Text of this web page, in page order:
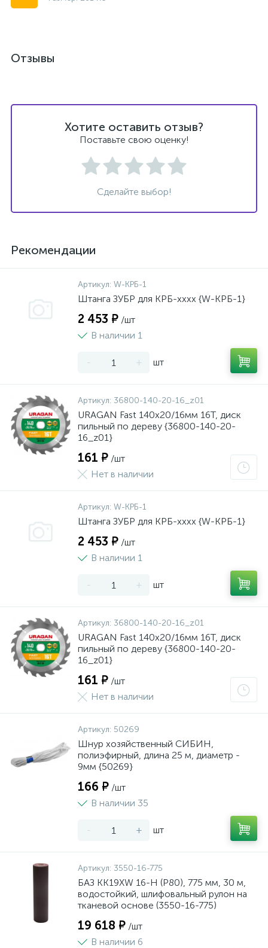
Отзывы
Хотите оставить отзыв?
Поставьте свою оценку!
Сделайте выбор!
Рекомендации
Артикул: W-КРБ-1
Штанга ЗУБР для КРБ-хххх {W-КРБ-1}
2 453 ₽ /шт
В наличии 1
- + шт
Артикул: 36800-140-20-16_z01
URAGAN Fast 140x20/16мм 16Т, диск
пильный по дереву {36800-140-20-
16_z01}
161 ₽ /шт
Нет в наличии
Артикул: W-КРБ-1
Штанга ЗУБР для КРБ-хххх {W-КРБ-1}
2 453 ₽ /шт
В наличии 1
- + шт
Артикул: 36800-140-20-16_z01
URAGAN Fast 140x20/16мм 16Т, диск
пильный по дереву {36800-140-20-
16_z01}
161 ₽ /шт
Нет в наличии
Артикул: 50269
Шнур хозяйственный СИБИН,
полиэфирный, длина 25 м, диаметр -
9мм {50269}
166 ₽ /шт
В наличии 35
- + шт
Артикул: 3550-16-775
БАЗ KK19XW 16-H (Р80), 775 мм, 30 м,
водостойкий, шлифовальный рулон на
тканевой основе (3550-16-775)
19 618 ₽ /шт
В наличии 6